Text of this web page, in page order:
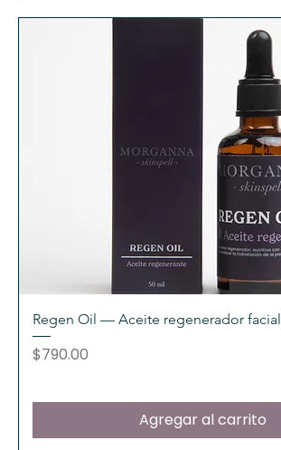
Regen Oil — Aceite regenerador facial
Precio
$790.00
Agregar al carrito